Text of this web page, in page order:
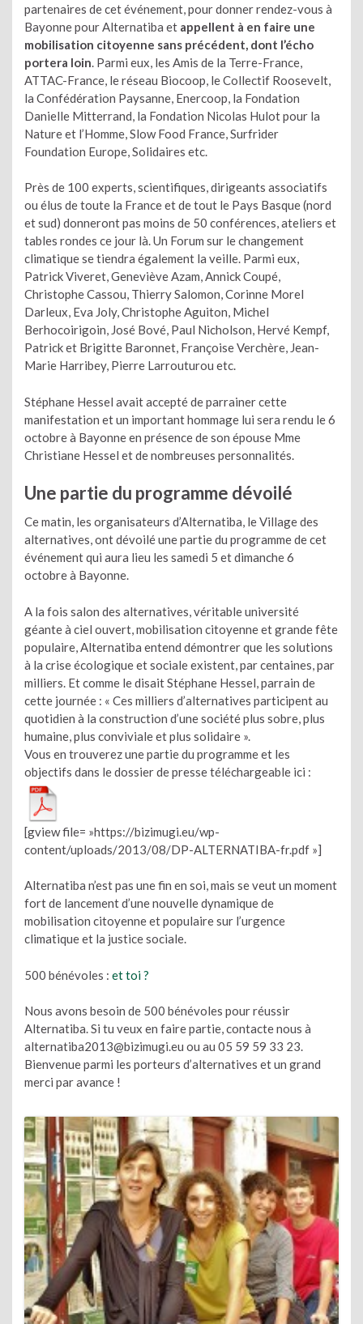
partenaires de cet événement, pour donner rendez-vous à
Bayonne pour Alternatiba et appellent à en faire une
mobilisation citoyenne sans précédent, dont l’écho
portera loin. Parmi eux, les Amis de la Terre-France,
ATTAC-France, le réseau Biocoop, le Collectif Roosevelt,
la Confédération Paysanne, Enercoop, la Fondation
Danielle Mitterrand, la Fondation Nicolas Hulot pour la
Nature et l’Homme, Slow Food France, Surfrider
Foundation Europe, Solidaires etc.
Près de 100 experts, scientifiques, dirigeants associatifs
ou élus de toute la France et de tout le Pays Basque (nord
et sud) donneront pas moins de 50 conférences, ateliers et
tables rondes ce jour là. Un Forum sur le changement
climatique se tiendra également la veille. Parmi eux,
Patrick Viveret, Geneviève Azam, Annick Coupé,
Christophe Cassou, Thierry Salomon, Corinne Morel
Darleux, Eva Joly, Christophe Aguiton, Michel
Berhocoirigoin, José Bové, Paul Nicholson, Hervé Kempf,
Patrick et Brigitte Baronnet, Françoise Verchère, Jean-
Marie Harribey, Pierre Larrouturou etc.
Stéphane Hessel avait accepté de parrainer cette
manifestation et un important hommage lui sera rendu le 6
octobre à Bayonne en présence de son épouse Mme
Christiane Hessel et de nombreuses personnalités.
Une partie du programme dévoilé
Ce matin, les organisateurs d’Alternatiba, le Village des
alternatives, ont dévoilé une partie du programme de cet
événement qui aura lieu les samedi 5 et dimanche 6
octobre à Bayonne.
A la fois salon des alternatives, véritable université
géante à ciel ouvert, mobilisation citoyenne et grande fête
populaire, Alternatiba entend démontrer que les solutions
à la crise écologique et sociale existent, par centaines, par
milliers. Et comme le disait Stéphane Hessel, parrain de
cette journée : « Ces milliers d’alternatives participent au
quotidien à la construction d’une société plus sobre, plus
humaine, plus conviviale et plus solidaire ».
Vous en trouverez une partie du programme et les
objectifs dans le dossier de presse téléchargeable ici :
[gview file= »https://bizimugi.eu/wp-
content/uploads/2013/08/DP-ALTERNATIBA-fr.pdf »]
Alternatiba n’est pas une fin en soi, mais se veut un moment
fort de lancement d’une nouvelle dynamique de
mobilisation citoyenne et populaire sur l’urgence
climatique et la justice sociale.
500 bénévoles : et toi ?
Nous avons besoin de 500 bénévoles pour réussir
Alternatiba. Si tu veux en faire partie, contacte nous à
alternatiba2013@bizimugi.eu ou au 05 59 59 33 23.
Bienvenue parmi les porteurs d’alternatives et un grand
merci par avance !